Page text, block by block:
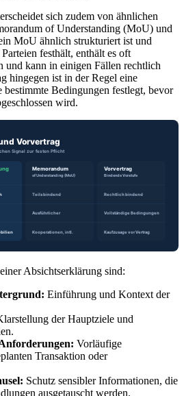
sich zudem von ähnlichen
of Understanding (MoU) und
MoU ähnlich strukturiert ist und
festhält, enthält es oft
und kann in einigen Fällen rechtlich
hingegen ist in der Regel eine
bestimmte Bedingungen festlegt, bevor
wird.
Absichtserklärung sind:
Einführung und Kontext der
der Hauptziele und
Vorläufige
Transaktion oder
Schutz sensibler Informationen, die
ausgetauscht werden.